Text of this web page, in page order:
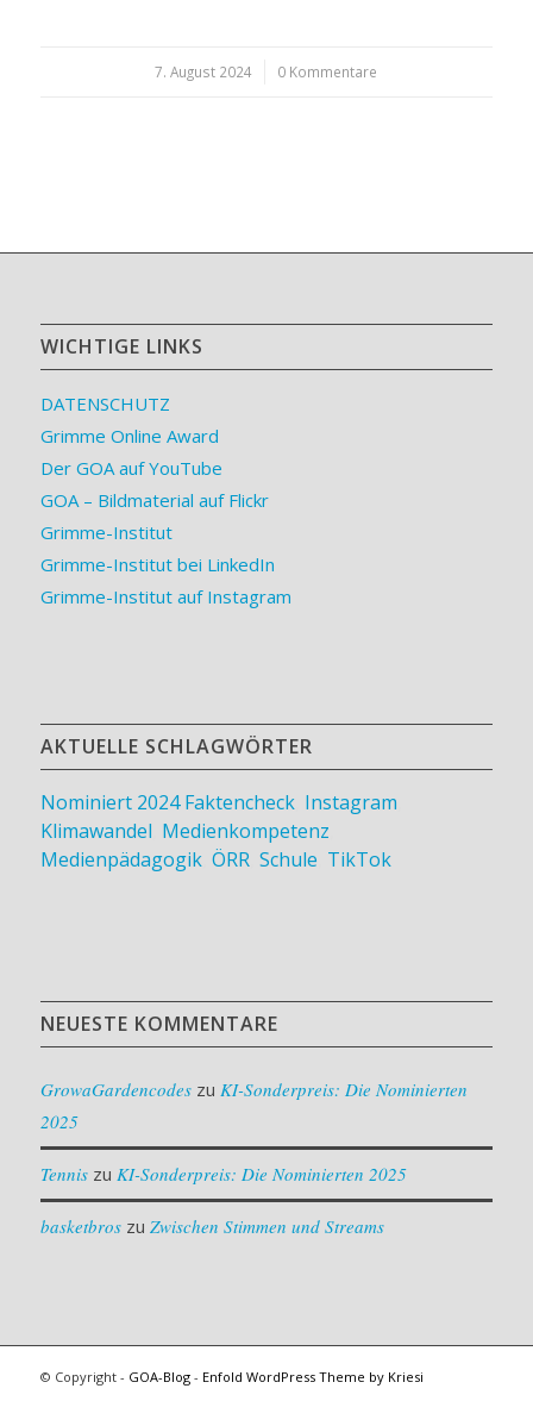
7. August 2024
/ 0 Kommentare
WICHTIGE LINKS
DATENSCHUTZ
Grimme Online Award
Der GOA auf YouTube
GOA – Bildmaterial auf Flickr
Grimme-Institut
Grimme-Institut bei LinkedIn
Grimme-Institut auf Instagram
AKTUELLE SCHLAGWÖRTER
Nominiert 2024 Faktencheck, Instagram
Klimawandel Medienkompetenz
Medienpädagogik, ÖRR, Schule TikTok
NEUESTE KOMMENTARE
GrowaGardencodeszu KI-Sonderpreis: Die Nominierten
2025
Tenniszu KI-Sonderpreis: Die Nominierten 2025
basketbroszu Zwischen Stimmen und Streams
© Copyright - GOA-Blog- Enfold WordPress Theme by Kriesi